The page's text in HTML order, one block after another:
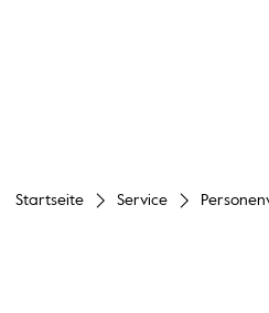
Startseite Service